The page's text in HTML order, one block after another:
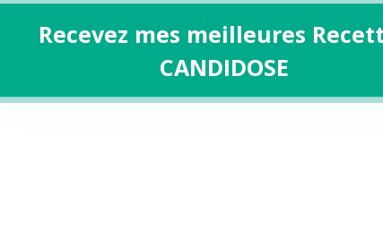
Recevez mes meilleures
CANDIDOSE